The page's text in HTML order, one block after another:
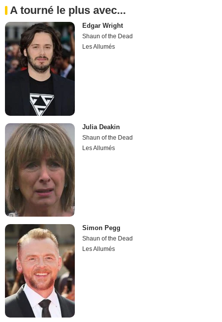
A tourné le plus avec...
Edgar Wright
Shaun of the Dead
Les Allumés
Julia Deakin
Shaun of the Dead
Les Allumés
Simon Pegg
Shaun of the Dead
Les Allumés